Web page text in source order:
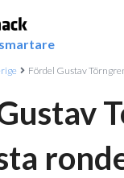
Fördel Gustav